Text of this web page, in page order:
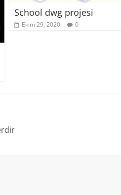
School dwg projesi
Ekim 29, 2020 0